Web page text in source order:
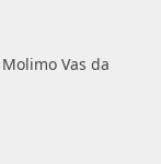
mreži -
mreži - Šag
Vas da